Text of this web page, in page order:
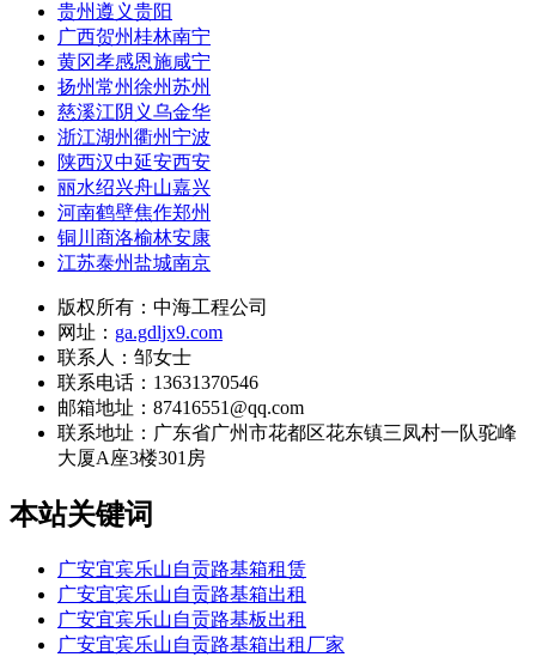
贵州遵义贵阳
广西贺州桂林南宁
黄冈孝感恩施咸宁
扬州常州徐州苏州
慈溪江阴义乌金华
浙江湖州衢州宁波
陕西汉中延安西安
丽水绍兴舟山嘉兴
河南鹤壁焦作郑州
铜川商洛榆林安康
江苏泰州盐城南京
版权所有：中海工程公司
网址： ga.gdljx9.com
联系人：邹女士
联系电话：13631370546
邮箱地址：87416551@qq.com
联系地址： 广东省广州市花都区花东镇三凤村一队驼峰
大厦A座3楼301房
本站关键词
广安宜宾乐山自贡路基箱租赁
广安宜宾乐山自贡路基箱出租
广安宜宾乐山自贡路基板出租
广安宜宾乐山自贡路基箱出租厂家